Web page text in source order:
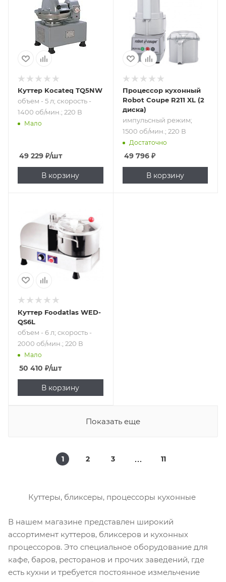
скорость - 1400
об/мин.; 220 В
Куттер Kocateq TQ5NW
объем - 5 л; скорость -
1400 об/мин.; 220 В
Мало
49 229 ₽/шт
В корзину
мин.; 220 В
Процессор кухонный
Robot Coupe R211 XL (2
диска)
импульсный режим;
1500 об/мин.; 220 В
Достаточно
49 796₽
В корзину
объем - 6 л;
скорость - 2000
об/мин.; 220 В
Куттер Foodatlas WED-
QS6L
объем - 6 л; скорость -
2000 об/мин.; 220 В
Мало
50 410 ₽/шт
В корзину
Показать еще
1 2 3 11
Куттеры, бликсеры, процессоры кухонные
В нашем магазине представлен широкий
ассортимент куттеров, бликсеров и кухонных
процессоров. Это специальное оборудование для
кафе, баров, ресторанов и прочих заведений, где
есть кухни и требуется постоянное измельчение